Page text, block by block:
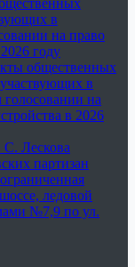
в
на право
году
общественных
в
на
в 2026
Лескова
партизан
ледовой
№7,9 по ул.